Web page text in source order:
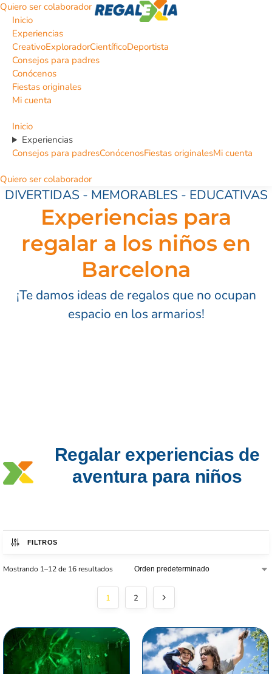
Quiero ser colaborador
Inicio
Experiencias
CreativoExploradorCientíficoDeportista
Consejos para padres
Conócenos
Fiestas originales
Mi cuenta
Inicio
Experiencias
Consejos para padresConócenosFiestas originalesMi cuenta
Quiero ser colaborador
DIVERTIDAS - MEMORABLES - EDUCATIVAS
Experiencias para
regalar a los niños en
Barcelona
¡Te damos ideas de regalos que no ocupan
espacio en los armarios!
Regalar experiencias de
aventura para niños
FILTROS
Mostrando 1–12 de 16 resultados
1 2